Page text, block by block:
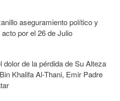
aseguramiento político y
por el 26 de Julio
dolor de la pérdida de Su Alteza
Khalifa Al-Thani, Emir Padre